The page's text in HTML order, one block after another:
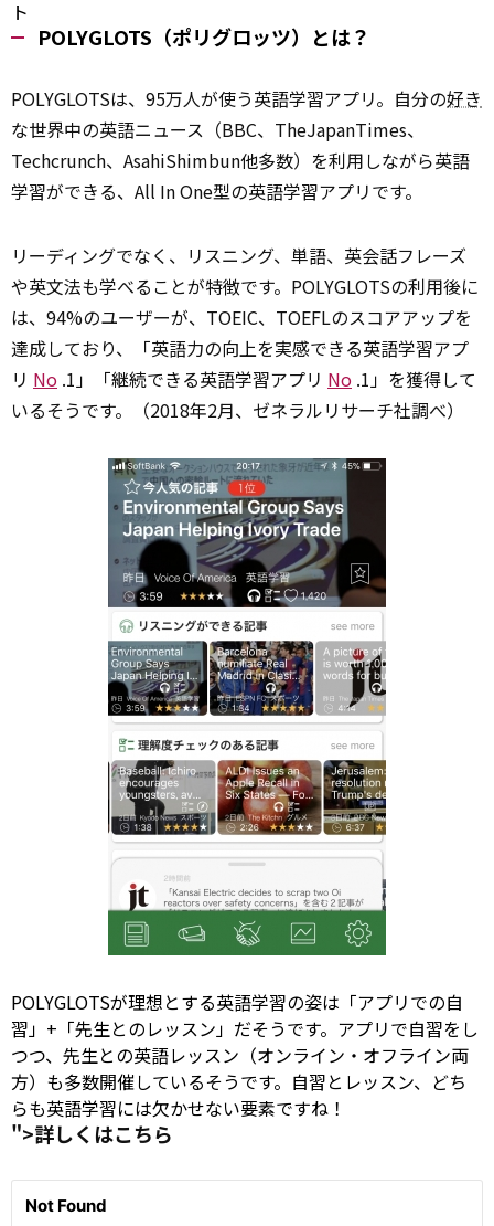
ト
POLYGLOTS（ポリグロッツ）とは？
POLYGLOTSは、95万人が使う英語学習アプリ。自分の好き
な世界中の英語ニュース（BBC、TheJapanTimes、
Techcrunch、AsahiShimbun他多数）を利用しながら英語
学習ができる、All In One型の英語学習アプリです。
リーディングでなく、リスニング、単語、英会話フレーズ
や英文法も学べることが特徴です。POLYGLOTSの利用後に
は、94%のユーザーが、TOEIC、TOEFLのスコアアップを
達成しており、「英語力の向上を実感できる英語学習アプ
リ No .1」「継続できる英語学習アプリ No .1」を獲得して
いるそうです。（2018年2月、ゼネラルリサーチ社調べ）
POLYGLOTSが理想とする英語学習の姿は「アプリでの自
習」+「先生とのレッスン」だそうです。アプリで自習をし
つつ、先生との英語レッスン（オンライン・オフライン両
方）も多数開催しているそうです。自習とレッスン、どち
らも英語学習には欠かせない要素ですね！
">詳しくはこちら